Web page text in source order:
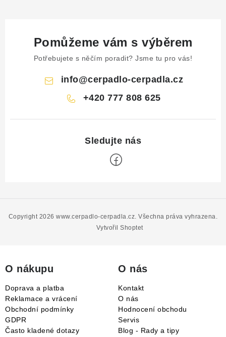
Pomůžeme vám s výběrem
Potřebujete s něčím poradit? Jsme tu pro vás!
info@cerpadlo-cerpadla.cz
+420 777 808 625
Vytvořil Shoptet
Copyright 2026www.cerpadlo-cerpadla.cz. Všechna práva vyhrazena.
O nákupu
Doprava a platba
Reklamace a vrácení
Obchodní podmínky
GDPR
Často kladené dotazy
O nás
Kontakt
O nás
Hodnocení obchodu
Servis
Blog - Rady a tipy